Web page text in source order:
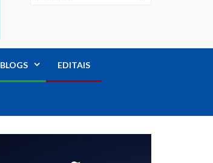
BLOGS EDITAIS